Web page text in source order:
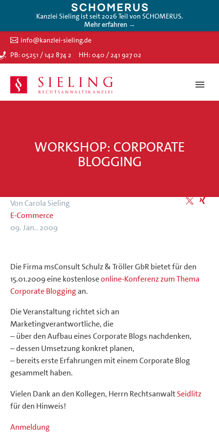
Kanzlei Sieling ist seit 2026 Teil von SCHOMERUS.
Mehr erfahren →
info@kanzlei-sieling.de
PB: 05251 / 142 874 2
HH: 040 / 241 927 02
WORKSHOP: CORPORATE
BLOGGING
Von Carola Sieling
E-Commerce
09. Jan.. 2009
Die Firma msConsult Schulz & Tröller GbR bietet für den
15.01.2009 eine kostenloseonline-Konferenz zum Thema
Corporate Bloggingan.
Die Veranstaltung richtet sich an
Marketingverantwortliche, die
– über den Aufbau eines Corporate Blogs nachdenken,
– dessen Umsetzung konkret planen,
– bereits erste Erfahrungen mit einem Corporate Blog
gesammelt haben.
Vielen Dank an den Kollegen, Herrn RechtsanwaltSeidlitz
für den Hinweis!
Anmeldung